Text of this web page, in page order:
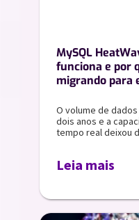
MySQL
funciona e por
migrando para
O volume de
dois anos e a
tempo real deixou
Leia mais